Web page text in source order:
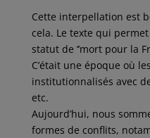
Cette interpellation est
cela. Le texte qui
statut de ‘’mort pour la
C’était une époque où
institutionnalisés avec
etc.
Aujourd’hui, nous
formes de conflits,